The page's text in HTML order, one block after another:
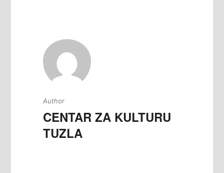
Author
CENTAR ZA KULTURU
TUZLA